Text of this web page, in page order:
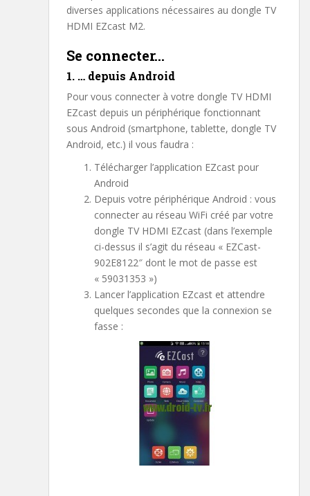
diverses applications nécessaires au dongle TV
HDMI EZcast M2.
Se connecter…
1. … depuis Android
Pour vous connecter à votre dongle TV HDMI
EZcast depuis un périphérique fonctionnant
sous Android (smartphone, tablette, dongle TV
Android, etc.) il vous faudra :
Télécharger l’application EZcast pour
Android
Depuis votre périphérique Android : vous
connecter au réseau WiFi créé par votre
dongle TV HDMI EZcast (dans l’exemple
ci-dessus il s’agit du réseau « EZCast-
902E8122″ dont le mot de passe est
« 59031353 »)
Lancer l’application EZcast et attendre
quelques secondes que la connexion se
fasse :